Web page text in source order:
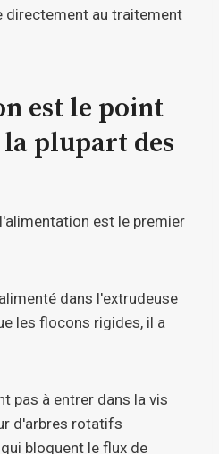
directement au traitement
est le point
plupart des
est le premier
dans l'extrudeuse
les flocons rigides, il a
pas à entrer dans la vis
d'arbres rotatifs
bloquent le flux de